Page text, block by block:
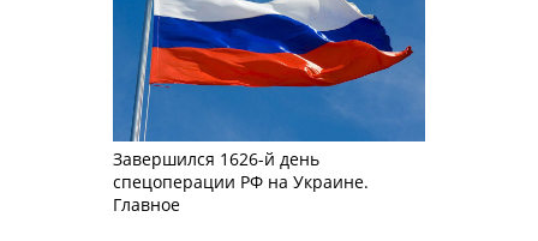
Завершился 1626-й день
спецоперации РФ на Украине.
Главное